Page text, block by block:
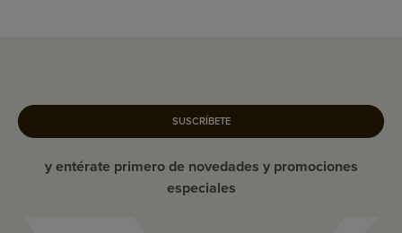
SUSCRÍBETE
y entérate primero de novedades y promociones
especiales